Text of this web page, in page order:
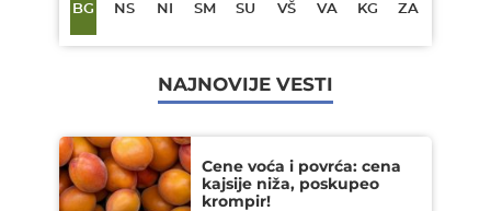
BG NS NI SM SU VŠ VA KG ZA
NAJNOVIJE VESTI
Cene voća i povrća: cena
kajsije niža, poskupeo
krompir!